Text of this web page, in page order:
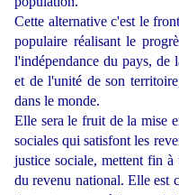
Cette alternative c'est le
populaire réalisant le
l'indépendance du pays, de
et de l'unité de son
dans le monde.
Elle sera le fruit de la mise
sociales qui satisfont les
justice sociale, mettent fin à
du revenu national. Elle est